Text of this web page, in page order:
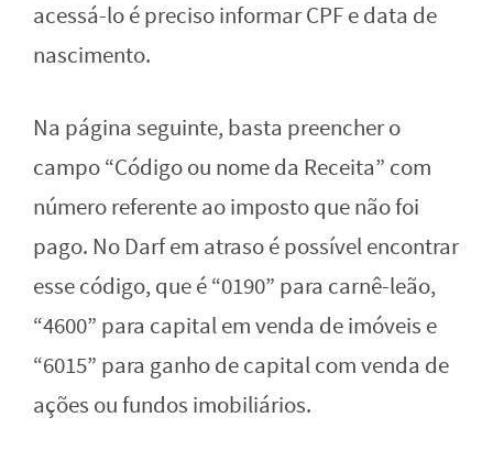
acessá-lo é preciso informar CPF e data de
nascimento.
Na página seguinte, basta preencher o
campo “Código ou nome da Receita” com
número referente ao imposto que não foi
pago. No Darf em atraso é possível encontrar
esse código, que é “0190” para carnê-leão,
“4600” para capital em venda de imóveis e
“6015” para ganho de capital com venda de
ações ou fundos imobiliários.